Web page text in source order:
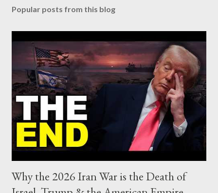
Popular posts from this blog
Why the 2026 Iran War is the Death of